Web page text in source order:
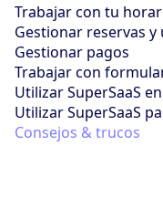
Trabajar con tu
Gestionar reservas y
Gestionar pagos
Trabajar con
Utilizar SuperSaaS
Utilizar SuperSaaS
Consejos & trucos